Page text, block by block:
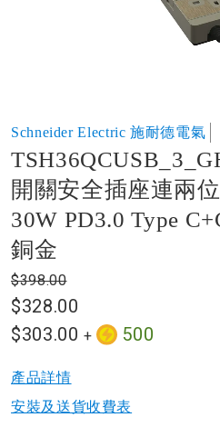
to
the
beginning
of
the
images
gallery
Schneider Electric 施耐德電氣
開關安全插座連兩
30W PD3.0 Type
銅金
$328.00
$303.00 + 500
$398.00
產品詳情​
安裝及送貨收費表